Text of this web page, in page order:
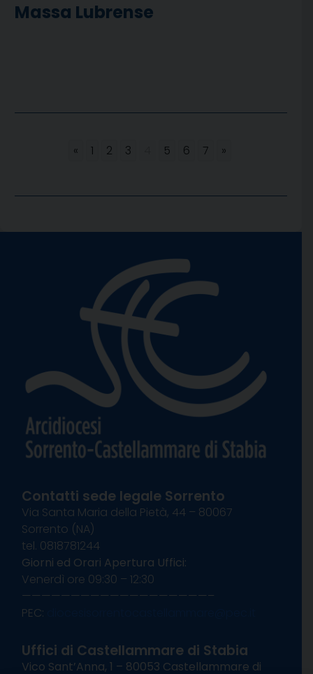
Massa Lubrense
« 1 2 3 5 6 7 »
Contatti sede legale Sorrento
Via Santa Maria della Pietà, 44 – 80067
Sorrento (NA)
tel. 0818781244
Giorni ed Orari Apertura Uffici:
Venerdì ore 09:30 – 12:30
———————————————————–
PEC:
Uffici di Castellammare di Stabia
Vico Sant’Anna, 1 – 80053 Castellammare di